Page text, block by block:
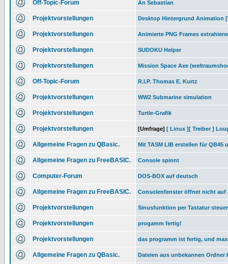
Off-Topic-Forum An Sebastian
Projektvorstellungen Desktop Hintergrund Animation
Projektvorstellungen Animierte PNG Frames
Projektvorstellungen SUDOKU Helper
Projektvorstellungen Mission Space Axe
Off-Topic-Forum R.I.P. Thomas E. Kurtz
Projektvorstellungen WW2 Submarine simulation
Projektvorstellungen Turtle-Grafik
Projektvorstellungen [Umfrage] [ Linux ][ Treiber ]
Allgemeine Fragen zu QBasic. Mit TASM LIB erstellen für QB45
Allgemeine Fragen zu FreeBASIC. Console spinnt
Computer-Forum DOS-BOX auf deutsch
Allgemeine Fragen zu FreeBASIC. Consolenfenster öffnet nicht auf
Projektvorstellungen Sinusfunktion per Tastatur
Projektvorstellungen progamm fertig!
Projektvorstellungen das programm ist fertig, und
Allgemeine Fragen zu QBasic. Dateien aus unbekannen Ordner